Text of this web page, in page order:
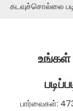
கடவுச்சொல்லை
பார்வைகள்: